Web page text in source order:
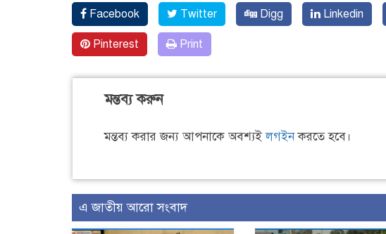
Facebook Twitter Digg Linkedin
Pinterest Print
মন্তব্য করুন
মন্তব্য করার জন্য আপনাকে অবশ্যইলগইনকরতে হবে।
এ জাতীয় আরো সংবাদ